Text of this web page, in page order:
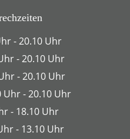
- 20.10 Uhr
- 20.10 Uhr
- 20.10 Uhr
Uhr - 20.10 Uhr
- 18.10 Uhr
- 13.10 Uhr